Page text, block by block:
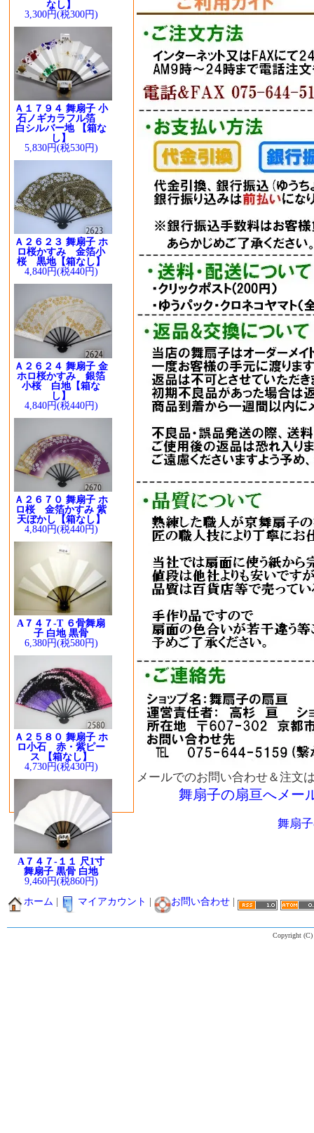
なし】
3,300円(税300円)
Ａ１７９４ 舞扇子 小
石ノギカラフル箔
白シルバー地 【箱な
し】
5,830円(税530円)
Ａ２６２３ 舞扇子 ホ
ロ桜かすみ 金箔小
桜 黒地【箱なし】
4,840円(税440円)
Ａ２６２４ 舞扇子 金
ホロ桜かすみ 銀箔
小桜 白地【箱な
し】
4,840円(税440円)
Ａ２６７０ 舞扇子 ホ
ロ桜 金箔かすみ 紫
天ぼかし【箱なし】
4,840円(税440円)
A７４７-T ６骨舞扇
子 白地 黒骨
6,380円(税580円)
Ａ２５８０ 舞扇子 ホ
ロ小石 赤・紫ピー
ス 【箱なし】
4,730円(税430円)
A７４７-１１ 尺1寸
舞扇子 黒骨 白地
9,460円(税860円)
メールでのお問い合わせ＆注文
舞扇子の扇亘へメー
舞扇
ホーム マイアカウント お問い合わせ
Copyright (C)